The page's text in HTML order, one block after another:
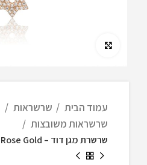
עמוד הבית
שרשראות
שרשראות משובצות
שרשרת מגן דוד – Rose Gold